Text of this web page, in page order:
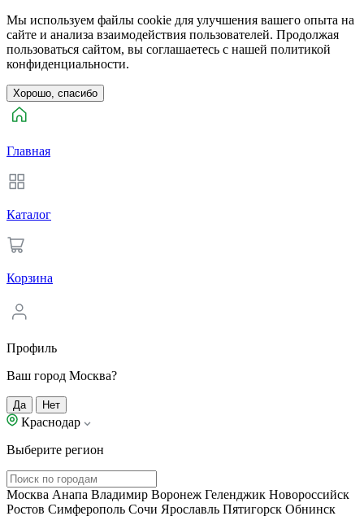
Мы используем файлы cookie для улучшения вашего опыта на
сайте и анализа взаимодействия пользователей. Продолжая
пользоваться сайтом, вы соглашаетесь с нашей политикой
конфиденциальности.
Хорошо, спасибо
Главная
Каталог
Корзина
Профиль
Ваш город Москва?
Да Нет
Краснодар
Выберите регион
Москва Анапа Владимир Воронеж Геленджик Новороссийск
Ростов Симферополь Сочи Ярославль Пятигорск Обнинск